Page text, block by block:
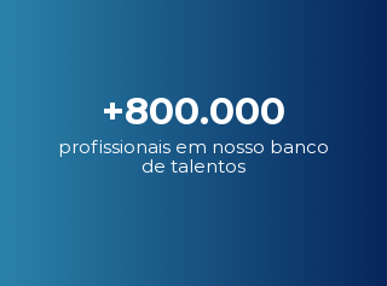
+800.000
profissionais em nosso banco
de talentos